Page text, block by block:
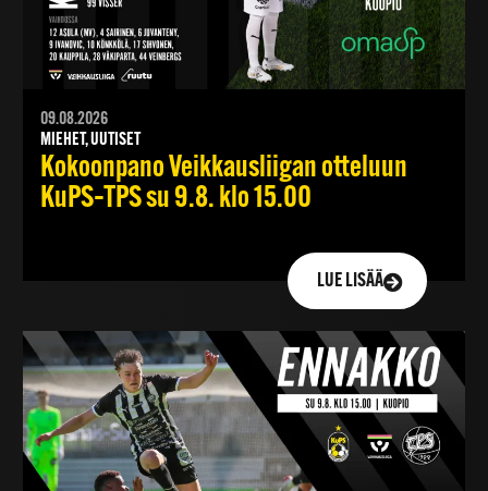
09.08.2026
MIEHET, UUTISET
Kokoonpano Veikkausliigan otteluun
KuPS–TPS su 9.8. klo 15.00
LUE LISÄÄ